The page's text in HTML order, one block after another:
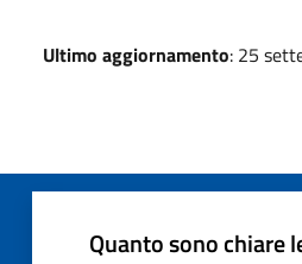
Ultimo aggiornamento: 25
Quanto sono chiare